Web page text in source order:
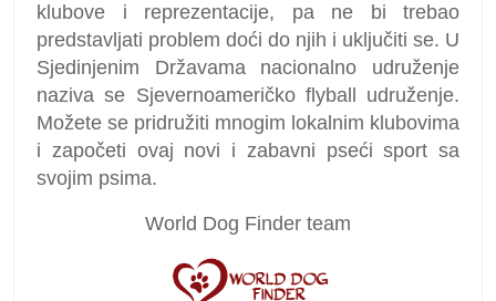
klubove i reprezentacije, pa ne bi trebao
predstavljati problem doći do njih i uključiti se. U
Sjedinjenim Državama nacionalno udruženje
naziva se Sjevernoameričko flyball udruženje.
Možete se pridružiti mnogim lokalnim klubovima
i započeti ovaj novi i zabavni pseći sport sa
svojim psima.
World Dog Finder team